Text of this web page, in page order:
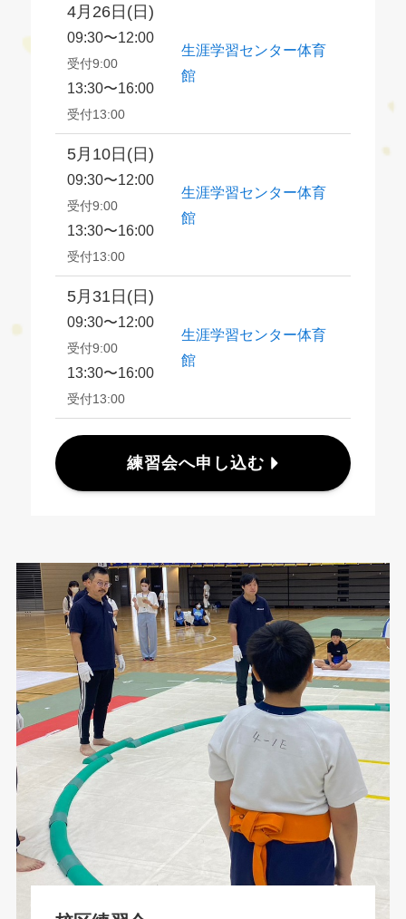
4月26日(日)
09:30〜12:00
受付9:00
13:30〜16:00
受付13:00
生涯学習センター体育
館
5月10日(日)
09:30〜12:00
受付9:00
13:30〜16:00
受付13:00
生涯学習センター体育
館
5月31日(日)
09:30〜12:00
受付9:00
13:30〜16:00
受付13:00
生涯学習センター体育
館
練習会へ申し込む